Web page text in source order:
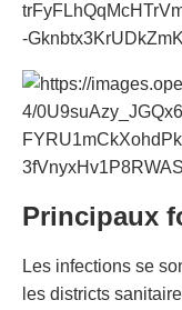
Principaux
Les infections se
les districts